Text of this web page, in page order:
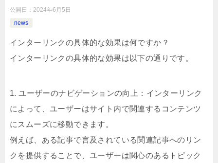
公開日： 2024年6月5日
news
インターリンクの具体的な効果は何ですか？
インターリンクの具体的な効果は以下の通りです。
1. ユーザーのナビゲーションの向上：インターリンク
によって、ユーザーはサイト内で関連するコンテンツ
にスムーズに移動できます。
例えば、ある記事で言及されている関連記事へのリン
クを提供することで、ユーザーは関心のあるトピック